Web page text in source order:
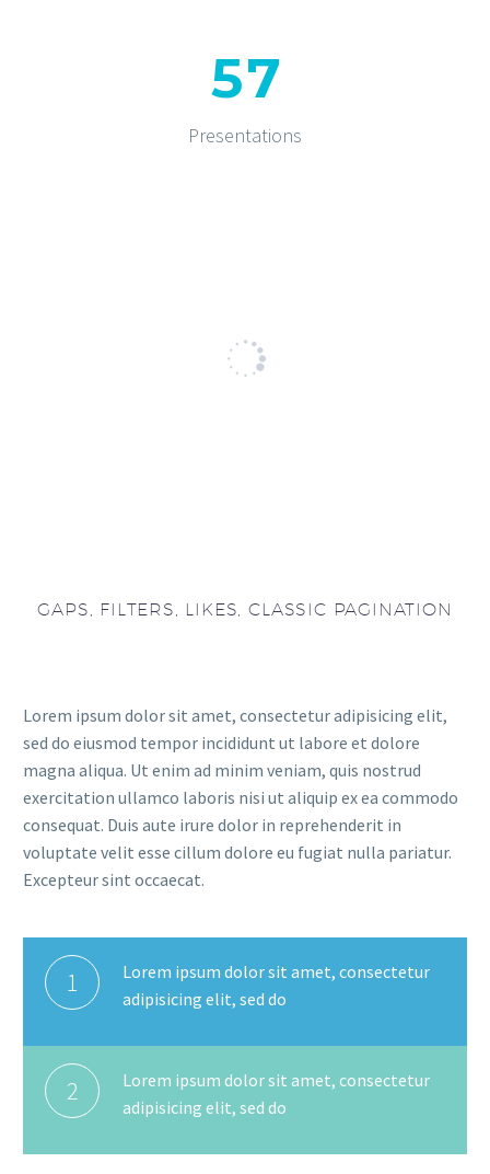
57
Presentations
GAPS, FILTERS, LIKES, CLASSIC PAGINATION
Lorem ipsum dolor sit amet, consectetur adipisicing elit,
sed do eiusmod tempor incididunt ut labore et dolore
magna aliqua. Ut enim ad minim veniam, quis nostrud
exercitation ullamco laboris nisi ut aliquip ex ea commodo
consequat. Duis aute irure dolor in reprehenderit in
voluptate velit esse cillum dolore eu fugiat nulla pariatur.
Excepteur sint occaecat.
1
Lorem ipsum dolor sit amet, consectetur
adipisicing elit, sed do
2
Lorem ipsum dolor sit amet, consectetur
adipisicing elit, sed do